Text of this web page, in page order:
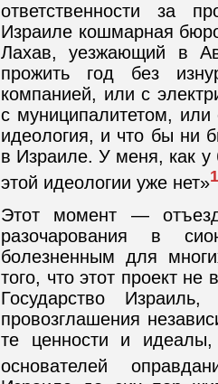
ответственности за
Израиле кошмарная
Лахав, уезжающий в
прожить год без
компанией, или с
с муниципалитетом,
идеология, и что бы ни
в Израиле. У меня, как
этой идеологии уже нет»
Этот момент —
разочарования в
болезненным для
того, что этот проект
Государство
провозглашения
те ценности и
основателей